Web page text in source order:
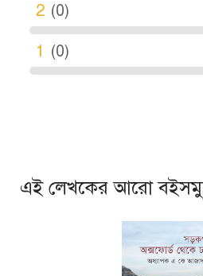
2 (0)
1 (0)
এই লেখকের আরো